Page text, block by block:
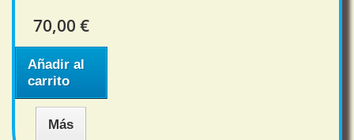
70,00 €
Añadir al
carrito
Más